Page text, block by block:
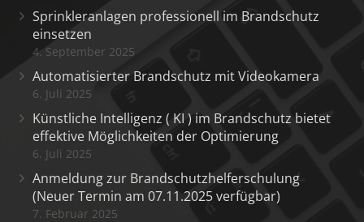
Sprinkleranlagen professionell im Brandschutz
einsetzen
4. September 2025
Automatisierter Brandschutz mit Videokamera
6. Juli 2025
Künstliche Intelligenz ( KI ) im Brandschutz bietet
effektive Möglichkeiten der Optimierung
6. Juli 2025
Anmeldung zur Brandschutzhelferschulung
(Neuer Termin am 07.11.2025 verfügbar)
7. Februar 2025